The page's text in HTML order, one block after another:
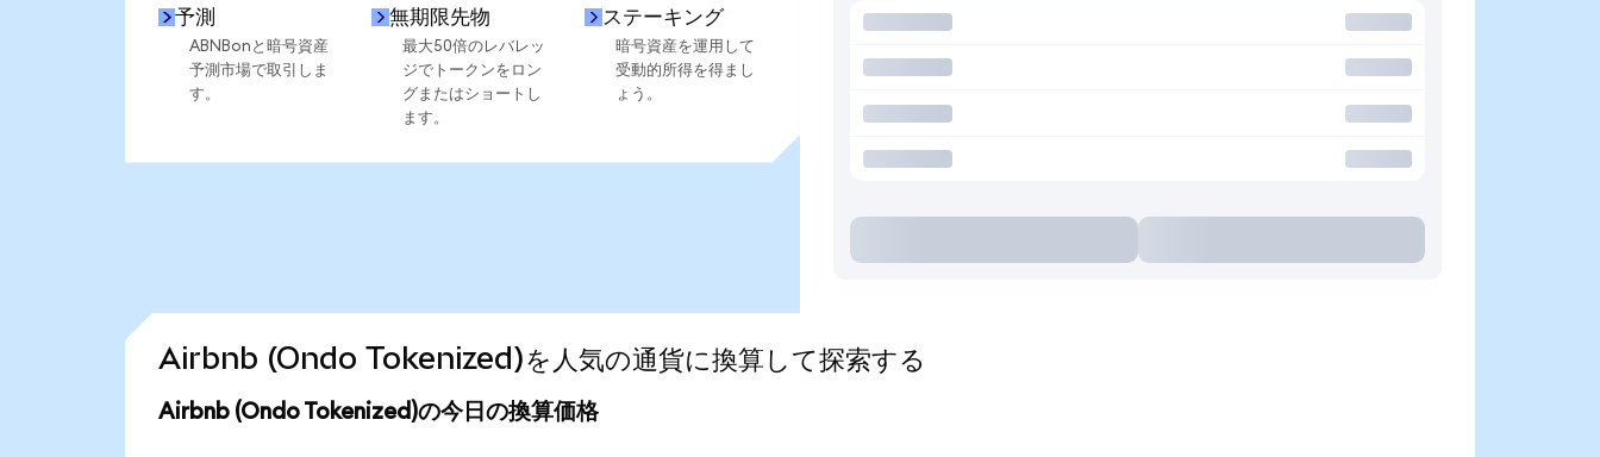
予測
ABNBonと暗号資産
予測市場で取引しま
す。
無期限先物
最大50倍のレバレッ
ジでトークンをロン
グまたはショートし
ます。
ステーキング
暗号資産を運用して
受動的所得を得まし
ょう。
Airbnb (Ondo Tokenized)を人気の通貨に換算して探索する
Airbnb (Ondo Tokenized)の今日の換算価格